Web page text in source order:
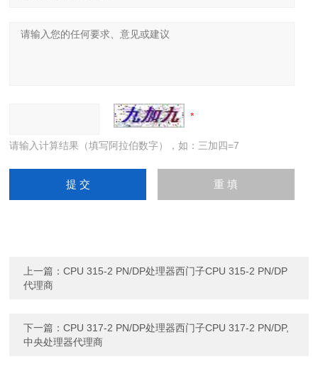
请输入计算结果（填写阿拉伯数字），如：三加四=7
上一篇：CPU 315-2 PN/DP处理器西门子CPU 315-2 PN/DP
代理商
下一篇：CPU 317-2 PN/DP处理器西门子CPU 317-2 PN/DP,
中央处理器代理商